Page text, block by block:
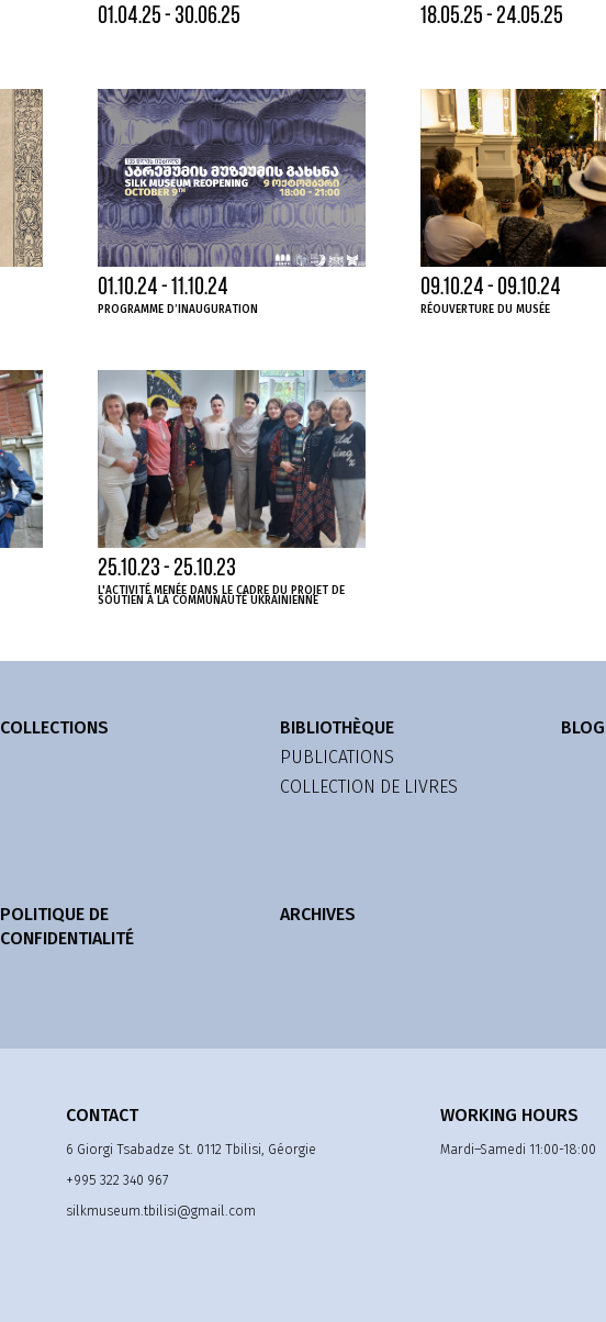
01.04.25 - 30.06.25 18.05.25 - 24.05.25
01.10.24 - 11.10.24
PROGRAMME D’INAUGURATION
09.10.24 - 09.10.24
RÉOUVERTURE DU MUSÉE
25.10.23 - 25.10.23
L'ACTIVITÉ MENÉE DANS LE CADRE DU PROJET DE
SOUTIEN À LA COMMUNAUTÉ UKRAINIENNE
COLLECTIONS
BIBLIOTHÈQUE
PUBLICATIONS
COLLECTION DE LIVRES
BLOG
POLITIQUE DE
CONFIDENTIALITÉ
ARCHIVES
CONTACT
6 Giorgi Tsabadze St. 0112 Tbilisi, Géorgie
+995 322 340 967
silkmuseum.tbilisi@gmail.com
WORKING HOURS
Mardi–Samedi 11:00-18:00